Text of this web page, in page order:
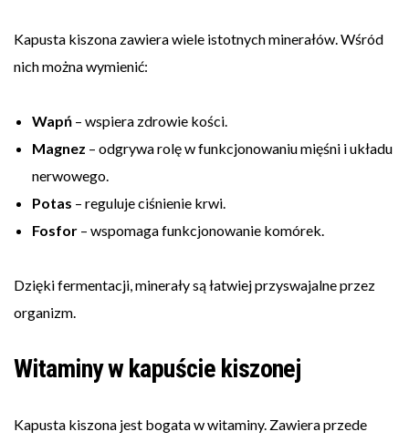
Kapusta kiszona zawiera wiele istotnych minerałów. Wśród
nich można wymienić:
Wapń – wspiera zdrowie kości.
Magnez – odgrywa rolę w funkcjonowaniu mięśni i układu
nerwowego.
Potas – reguluje ciśnienie krwi.
Fosfor – wspomaga funkcjonowanie komórek.
Dzięki fermentacji, minerały są łatwiej przyswajalne przez
organizm.
Witaminy w kapuście kiszonej
Kapusta kiszona jest bogata w witaminy. Zawiera przede